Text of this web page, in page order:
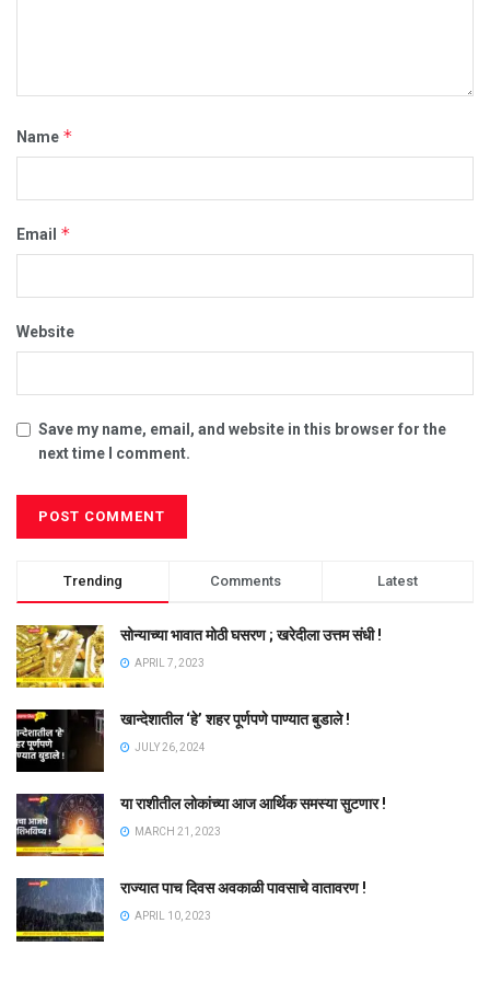
Name *
Email *
Website
Save my name, email, and website in this browser for the
next time I comment.
Trending Comments Latest
सोन्याच्या भावात मोठी घसरण ; खरेदीला उत्तम संधी !
APRIL 7, 2023
खान्देशातील ‘हे’ शहर पूर्णपणे पाण्यात बुडाले !
JULY 26, 2024
या राशीतील लोकांच्या आज आर्थिक समस्या सुटणार !
MARCH 21, 2023
राज्यात पाच दिवस अवकाळी पावसाचे वातावरण !
APRIL 10, 2023